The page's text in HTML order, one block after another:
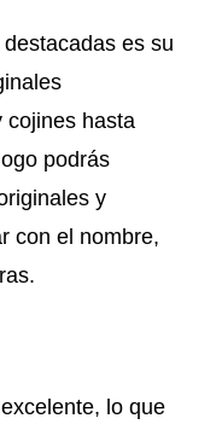
es su
cojines hasta
podrás
y
con el nombre,
lo que